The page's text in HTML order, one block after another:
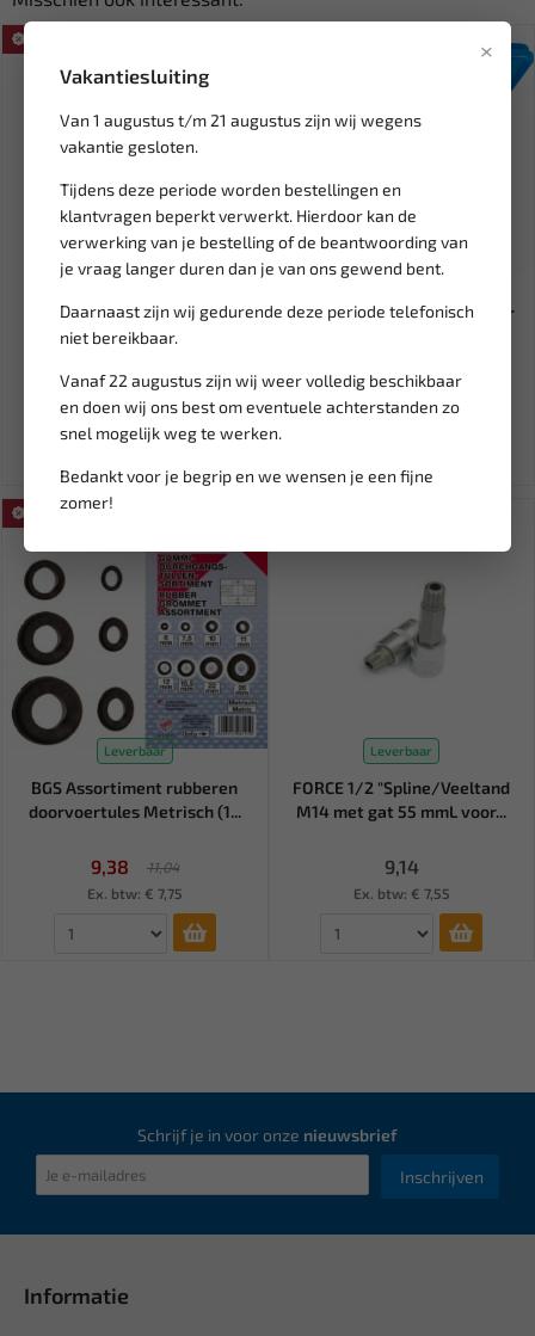
×
Vakantiesluiting
Van 1 augustus t/m 21 augustus zijn wij wegens
vakantie gesloten.
Tijdens deze periode worden bestellingen en
klantvragen beperkt verwerkt. Hierdoor kan de
verwerking van je bestelling of de beantwoording van
je vraag langer duren dan je van ons gewend bent.
Daarnaast zijn wij gedurende deze periode telefonisch
niet bereikbaar.
Vanaf 22 augustus zijn wij weer volledig beschikbaar
en doen wij ons best om eventuele achterstanden zo
snel mogelijk weg te werken.
Bedankt voor je begrip en we wensen je een fijne
zomer!
Leverbaar
HALDER Bankhamer
Maxxcraft 1000 Gram H-
61,47
68,30
Ex. btw: € 50,81
Leverbaar
BGS Timing assortiment voor
155,60
183,06
Ex. btw: € 128,60
SALE!
Leverbaar
BGS Assortiment rubberen
doorvoertules Metrisch (1...
9,38
11,04
Ex. btw: € 7,75
Leverbaar
FORCE 1/2 "Spline/Veeltand
M14 met gat 55 mmL voor...
9,14
Ex. btw: € 7,55
Schrijf je in voor onze nieuwsbrief
Inschrijven
Informatie